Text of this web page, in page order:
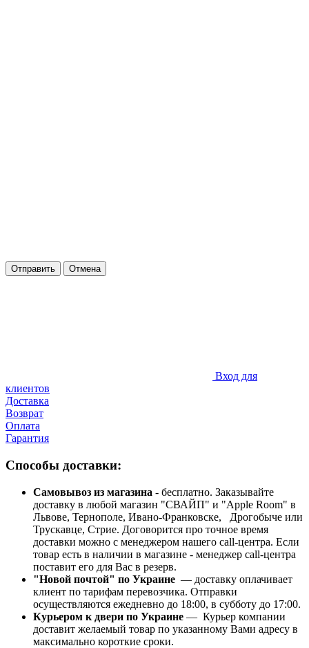
Отправить Отмена
Вход для
клиентов
Доставка
Возврат
Оплата
Гарантия
Способы доставки:
Самовывоз из магазина - бесплатно. Заказывайте
доставку в любой магазин "СВАЙП" и "Apple Room" в
Львове, Тернополе, Ивано-Франковске, Дрогобыче или
Трускавце, Стрие. Договорится про точное время
доставки можно с менеджером нашего call-центра. Если
товар есть в наличии в магазине - менеджер call-центра
поставит его для Вас в резерв.
"Новой почтой" по Украине — доставку оплачивает
клиент по тарифам перевозчика. Отправки
осуществляются ежедневно до 18:00, в субботу до 17:00.
Курьером к двери по Украине — Курьер компании
доставит желаемый товар по указанному Вами адресу в
максимально короткие сроки.